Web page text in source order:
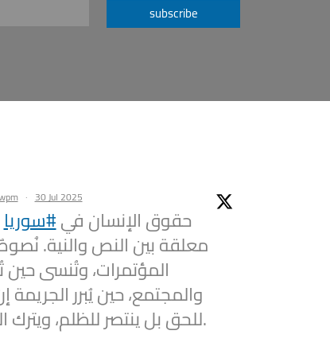
subscribe
· 30 Jul 2025
حقوق الإنسان في#سوريا
معلقة بين النص والنية.
المؤتمرات، وتُنسى
والمجتمع، حين يُبرر الجريمة
للحق بل ينتصر للظلم، ويترك النور حائرًا على العتبة.